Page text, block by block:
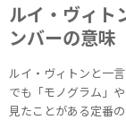
ルイ・ヴィト
ンバーの意味
ルイ・ヴィトンと一
でも「モノグラム」
見たことがある定番の